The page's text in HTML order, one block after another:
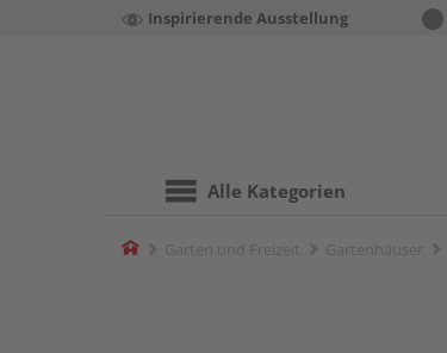
Inspirierende Ausstellung
Alle Kategorien
Home